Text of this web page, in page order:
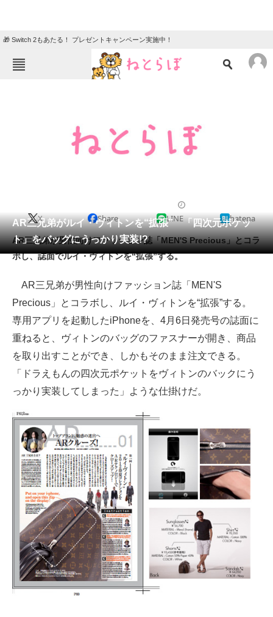
🎁 Switch 2もあたる！ プレゼントキャンペーン実施中！
クイズ
地域
会員記事
メディア
ITの今と未来を見通す
スマホと通信の最新トレンド
進化するPCとデバイスの未来
好きが集まる 比べて選べる
AI活用のいまが分かる
企業ITのトレンドを詳説
経営リーダーのコミュニティ
マーケ×ITの今がよく分かる
ITエンジニア向け専門サイト
企業向けIT製品の総合サイト
IT製品の技術・比較・事例
AR三兄弟がルイ・ヴィトンを“拡張” 「四次元ポケッ
ト」をバッグにうっかり実装!?
X Share LINE hatena
AR三兄弟が男性向けファッション誌「MEN'S Precious」とコラ
ボし、誌面でルイ・ヴィトンを“拡張”する。
AR三兄弟が男性向けファッション誌「MEN'S
Precious」とコラボし、ルイ・ヴィトンを“拡張”する。
専用アプリを起動したiPhoneを、4月6日発売号の誌面に
重ねると、ヴィトンのバッグのファスナーが開き、商品
を取り出すことができ、しかもそのまま注文できる。
「ドラえもんの四次元ポケットをヴィトンのバックにう
っかり実装してしまった」ような仕掛けだ。